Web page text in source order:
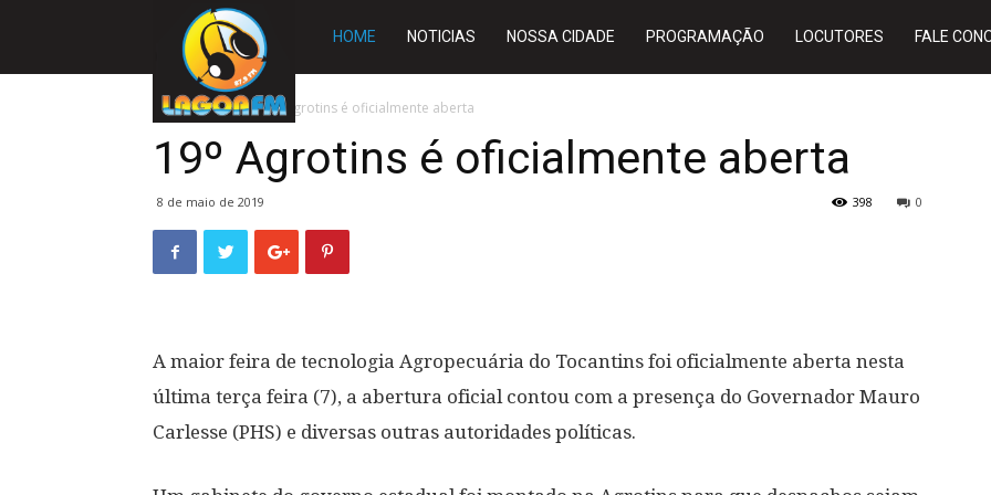
Rádio
Lagoa
FM
HOME NOTICIAS NOSSA CIDADE PROGRAMAÇÃO LOCUTORES FALE
Início SLIDE 19º Agrotins é oficialmente aberta
19º Agrotins é oficialmente aberta
8 de maio de 2019 0
398
A maior feira de tecnologia Agropecuária do Tocantins foi oficialmente aberta nesta
última terça feira (7), a abertura oficial contou com a presença do Governador Mauro
Carlesse (PHS) e diversas outras autoridades políticas.